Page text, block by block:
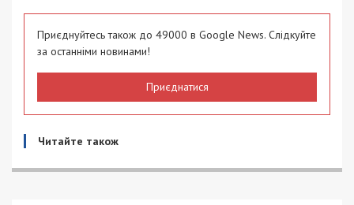
Приєднуйтесь також до 49000 в Google News. Слідкуйте
за останніми новинами!
Приєднатися
Читайте також